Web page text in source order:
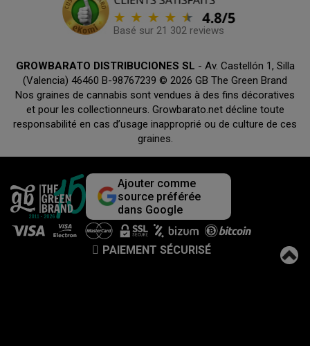
Basé sur 21 302 reviews
GROWBARATO DISTRIBUCIONES SL - Av. Castellón 1, Silla
(Valencia) 46460 B-98767239 © 2026 GB The Green Brand
Nos graines de cannabis sont vendues à des fins décoratives
et pour les collectionneurs. Growbarato.net décline toute
responsabilité en cas d’usage inapproprié ou de culture de ces
graines.
Ajouter comme
source préférée
dans Google
PAIEMENT SÉCURISÉ